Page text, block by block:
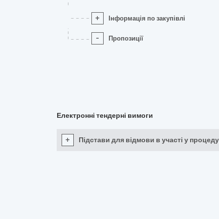
+ Інформація по закупівлі
- Пропозиції
Електронні тендерні вимоги
+ Підстави для відмови в участі у